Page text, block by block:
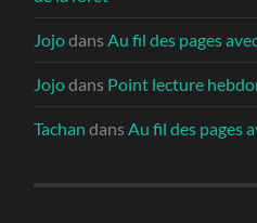
JojodansAu fil des pages
Jojodans Point lecture
Tachan dansAu fil des pages